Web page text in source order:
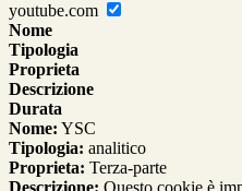
youtube.com
Nome
Tipologia
Proprieta
Descrizione
Durata
Nome: YSC
Tipologia: analitico
Proprieta: Terza-parte